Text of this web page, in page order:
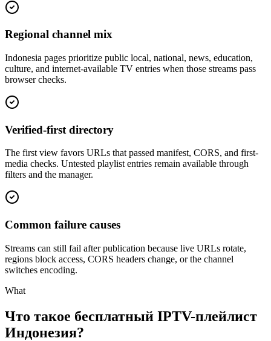
Regional channel mix
Indonesia pages prioritize public local, national, news, education,
culture, and internet-available TV entries when those streams pass
browser checks.
Verified-first directory
The first view favors URLs that passed manifest, CORS, and first-
media checks. Untested playlist entries remain available through
filters and the manager.
Common failure causes
Streams can still fail after publication because live URLs rotate,
regions block access, CORS headers change, or the channel
switches encoding.
What
Что такое бесплатный IPTV-плейлист
Индонезия?